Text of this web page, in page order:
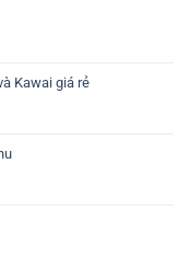
Kawai giá rẻ